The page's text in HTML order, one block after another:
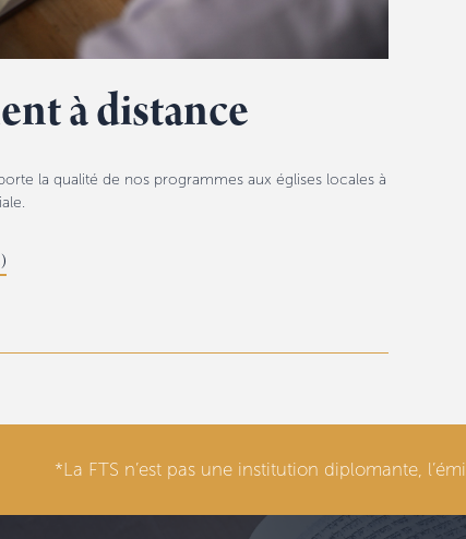
à distance
la qualité de nos programmes aux églises locales à
*La FTS n’est pas une institution diplomante,